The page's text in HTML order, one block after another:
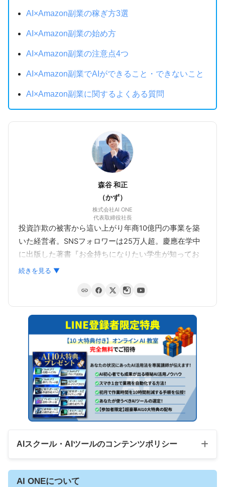
これまで様々な経験をしてきました。
今はその経験も活かし、皆さんをサポート
させていただいています！
AI×Amazon副業の稼ぎ方3選
AI×Amazon副業の始め方
AI×Amazon副業の注意点4つ
AI×Amazon副業でAIができること・できないこと
AI×Amazon副業に関するよくある質問
森谷 和正
（かず）
株式会社AI ONE
代表取締役社長
投資詐欺の被害から這い上がり年商10億円の事業を築
いた経営者。SNSフォロワーは25万人超。慶應在学中
に出版した著書『お金持ちになりたい学生が知ってお
くべき勉強よりも大切なこと』（秀和システム）は、
ジネス書ランキングで1位を獲得。
生徒数1,000人を超えるAIスクール『AI ONE』と、
5000名超在籍の『物販ONE』を運営。「AIで個人が収
益を最大化できる時代」を提唱している。受講生の自
由な働き方を支援する。
続きを見る ▼
AIスクール・AIツールのコンテンツポリシー
AI ONEについて